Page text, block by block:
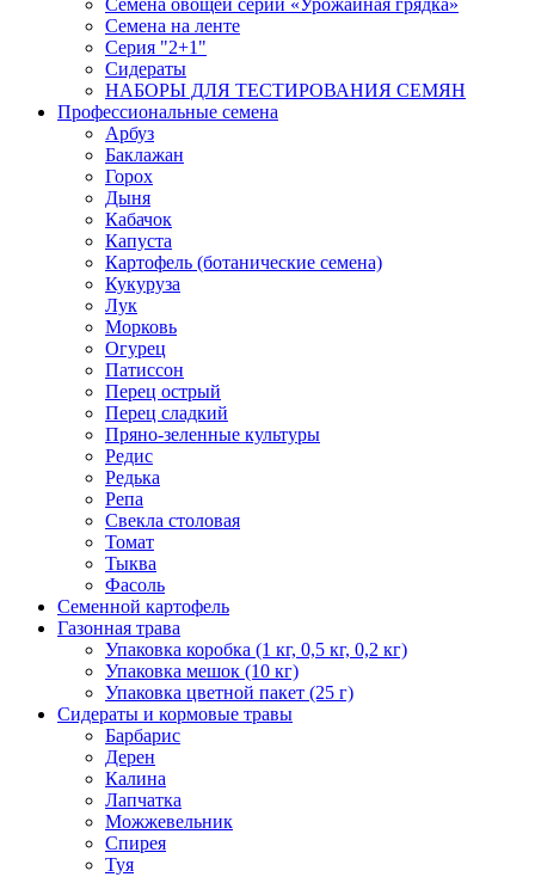
Семена овощей серии «Урожайная грядка»
Семена на ленте
Серия "2+1"
Сидераты
НАБОРЫ ДЛЯ ТЕСТИРОВАНИЯ СЕМЯН
Профессиональные семена
Арбуз
Баклажан
Горох
Дыня
Кабачок
Капуста
Картофель (ботанические семена)
Кукуруза
Лук
Морковь
Огурец
Патиссон
Перец острый
Перец сладкий
Пряно-зеленные культуры
Редис
Редька
Репа
Свекла столовая
Томат
Тыква
Фасоль
Семенной картофель
Газонная трава
Упаковка коробка (1 кг, 0,5 кг, 0,2 кг)
Упаковка мешок (10 кг)
Упаковка цветной пакет (25 г)
Сидераты и кормовые травы
Барбарис
Дерен
Калина
Лапчатка
Можжевельник
Спирея
Туя